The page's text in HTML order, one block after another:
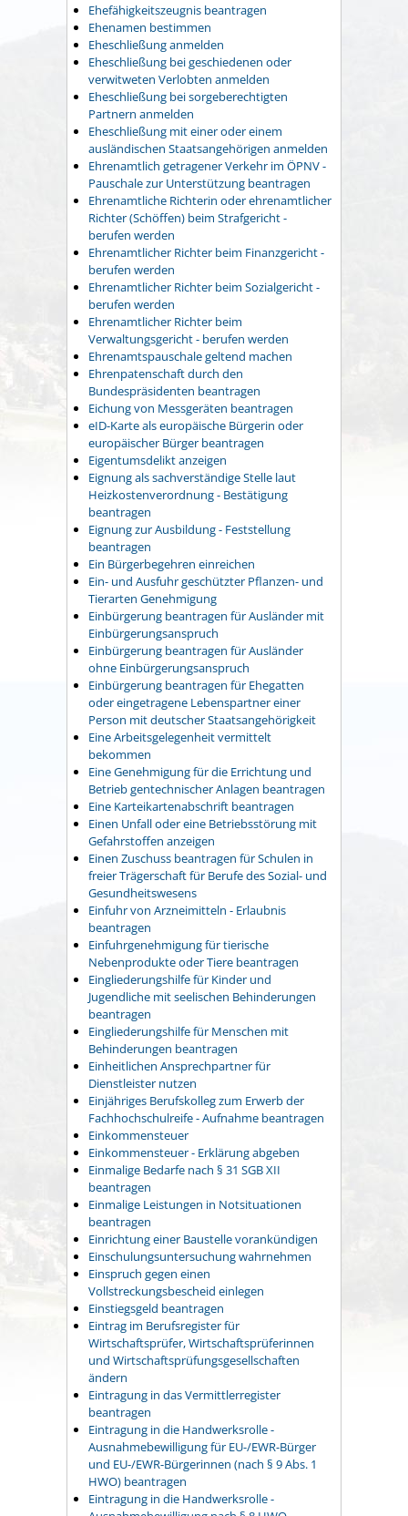
Ehefähigkeitszeugnis beantragen
Ehenamen bestimmen
Eheschließung anmelden
Eheschließung bei geschiedenen oder
verwitweten Verlobten anmelden
Eheschließung bei sorgeberechtigten
Partnern anmelden
Eheschließung mit einer oder einem
ausländischen Staatsangehörigen anmelden
Ehrenamtlich getragener Verkehr im ÖPNV -
Pauschale zur Unterstützung beantragen
Ehrenamtliche Richterin oder ehrenamtlicher
Richter (Schöffen) beim Strafgericht -
berufen werden
Ehrenamtlicher Richter beim Finanzgericht -
berufen werden
Ehrenamtlicher Richter beim Sozialgericht -
berufen werden
Ehrenamtlicher Richter beim
Verwaltungsgericht - berufen werden
Ehrenamtspauschale geltend machen
Ehrenpatenschaft durch den
Bundespräsidenten beantragen
Eichung von Messgeräten beantragen
eID-Karte als europäische Bürgerin oder
europäischer Bürger beantragen
Eigentumsdelikt anzeigen
Eignung als sachverständige Stelle laut
Heizkostenverordnung - Bestätigung
beantragen
Eignung zur Ausbildung - Feststellung
beantragen
Ein Bürgerbegehren einreichen
Ein- und Ausfuhr geschützter Pflanzen- und
Tierarten Genehmigung
Einbürgerung beantragen für Ausländer mit
Einbürgerungsanspruch
Einbürgerung beantragen für Ausländer
ohne Einbürgerungsanspruch
Einbürgerung beantragen für Ehegatten
oder eingetragene Lebenspartner einer
Person mit deutscher Staatsangehörigkeit
Eine Arbeitsgelegenheit vermittelt
bekommen
Eine Genehmigung für die Errichtung und
Betrieb gentechnischer Anlagen beantragen
Eine Karteikartenabschrift beantragen
Einen Unfall oder eine Betriebsstörung mit
Gefahrstoffen anzeigen
Einen Zuschuss beantragen für Schulen in
freier Trägerschaft für Berufe des Sozial- und
Gesundheitswesens
Einfuhr von Arzneimitteln - Erlaubnis
beantragen
Einfuhrgenehmigung für tierische
Nebenprodukte oder Tiere beantragen
Eingliederungshilfe für Kinder und
Jugendliche mit seelischen Behinderungen
beantragen
Eingliederungshilfe für Menschen mit
Behinderungen beantragen
Einheitlichen Ansprechpartner für
Dienstleister nutzen
Einjähriges Berufskolleg zum Erwerb der
Fachhochschulreife - Aufnahme beantragen
Einkommensteuer
Einkommensteuer - Erklärung abgeben
Einmalige Bedarfe nach § 31 SGB XII
beantragen
Einmalige Leistungen in Notsituationen
beantragen
Einrichtung einer Baustelle vorankündigen
Einschulungsuntersuchung wahrnehmen
Einspruch gegen einen
Vollstreckungsbescheid einlegen
Einstiegsgeld beantragen
Eintrag im Berufsregister für
Wirtschaftsprüfer, Wirtschaftsprüferinnen
und Wirtschaftsprüfungsgesellschaften
ändern
Eintragung in das Vermittlerregister
beantragen
Eintragung in die Handwerksrolle -
Ausnahmebewilligung für EU-/EWR-Bürger
und EU-/EWR-Bürgerinnen (nach § 9 Abs. 1
HWO) beantragen
Eintragung in die Handwerksrolle -